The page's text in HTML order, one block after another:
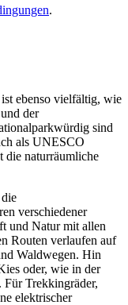
.
ist ebenso vielfältig, wie
und der
sind
als UNESCO
die naturräumliche
verschiedener
und Natur mit allen
Routen verlaufen auf
Waldwegen. Hin
oder, wie in der
Für Trekkingräder,
elektrischer